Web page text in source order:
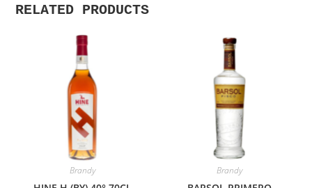
RELATED PRODUCTS
Brandy Brandy